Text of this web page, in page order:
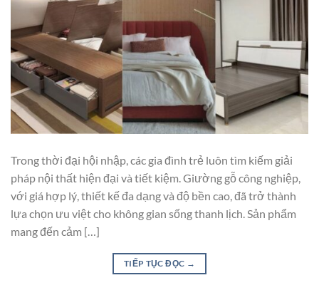
Trong thời đại hội nhập, các gia đình trẻ luôn tìm kiếm giải
pháp nội thất hiện đại và tiết kiệm. Giường gỗ công nghiệp,
với giá hợp lý, thiết kế đa dạng và độ bền cao, đã trở thành
lựa chọn ưu việt cho không gian sống thanh lịch. Sản phẩm
mang đến cảm […]
TIẾP TỤC ĐỌC →